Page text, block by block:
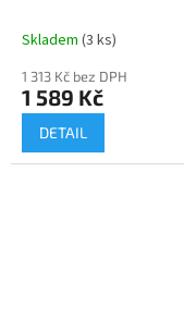
Skladem (3 ks)
1 313 Kč bez DPH
1 589 Kč
DETAIL